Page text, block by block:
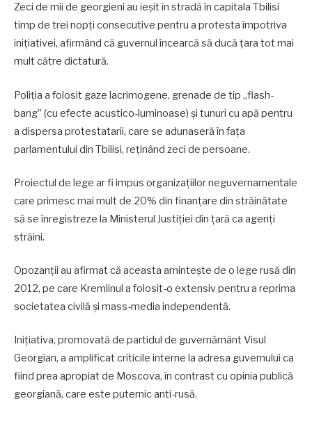
Zeci de mii de georgieni au ieșit în stradă în capitala Tbilisi
timp de trei nopți consecutive pentru a protesta împotriva
inițiativei, afirmând că guvernul încearcă să ducă țara tot mai
mult către dictatură.
Poliția a folosit gaze lacrimogene, grenade de tip „flash-
bang” (cu efecte acustico-luminoase) și tunuri cu apă pentru
a dispersa protestatarii, care se adunaseră în fața
parlamentului din Tbilisi, reținând zeci de persoane.
Proiectul de lege ar fi impus organizațiilor neguvernamentale
care primesc mai mult de 20% din finanțare din străinătate
să se înregistreze la Ministerul Justiției din țară ca agenți
străini.
Opozanții au afirmat că aceasta amintește de o lege rusă din
2012, pe care Kremlinul a folosit-o extensiv pentru a reprima
societatea civilă și mass-media independentă.
Inițiativa, promovată de partidul de guvernământ Visul
Georgian, a amplificat criticile interne la adresa guvernului ca
fiind prea apropiat de Moscova, în contrast cu opinia publică
georgiană, care este puternic anti-rusă.